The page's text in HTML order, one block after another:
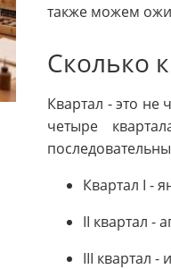
также можем
Сколько
Квартал - это не
четыре
Квартал I -
II квартал -
III квартал -